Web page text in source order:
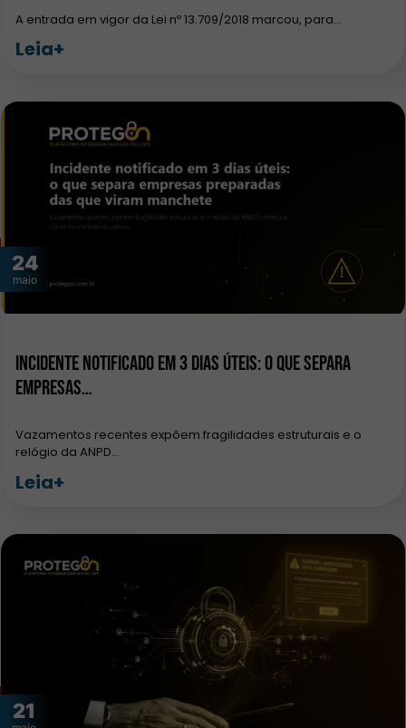
A entrada em vigor da Lei nº 13.709/2018 marcou, para…
Leia+
24
maio
Incidente notificado em 3 dias úteis: o que separa
empresas…
Vazamentos recentes expõem fragilidades estruturais e o
relógio da ANPD…
Leia+
21